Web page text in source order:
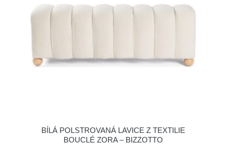
BÍLÁ POLSTROVANÁ LAVICE Z TEXTILIE
BOUCLÉ ZORA – BIZZOTTO